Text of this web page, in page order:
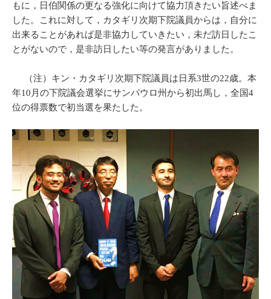
もに，日伯関係の更なる強化に向けて協力頂きたい旨述べま
した。これに対して，カタギリ次期下院議員からは，自分に
出来ることがあれば是非協力していきたい，未だ訪日したこ
とがないので，是非訪日したい等の発言がありました。
（注）キン・カタギリ次期下院議員は日系3世の22歳。本
年10月の下院議会選挙にサンパウロ州から初出馬し，全国4
位の得票数で初当選を果たした。